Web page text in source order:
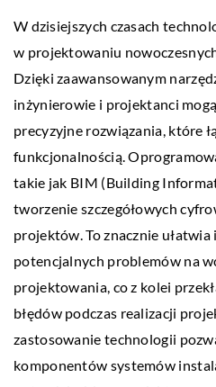
W dzisiejszych czasach
w projektowaniu
Dzięki zaawansowanym
inżynierowie i projektanci
precyzyjne rozwiązania, które
funkcjonalnością.
takie jak BIM (Building
tworzenie szczegółowych
projektów. To znacznie
potencjalnych problemów na
projektowania, co z kolei
błędów podczas realizacji
zastosowanie technologii
komponentów systemów